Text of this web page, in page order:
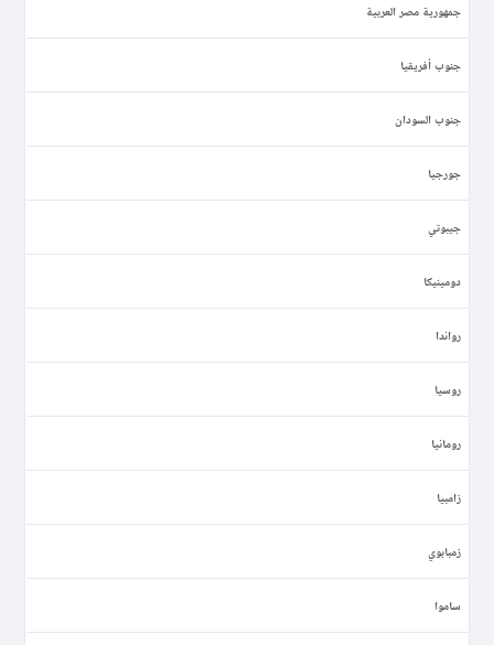
جمهورية مصر العربية
جنوب أفريقيا
جنوب السودان
جورجيا
جيبوتي
دومينيكا
رواندا
روسيا
رومانيا
زامبيا
زمبابوي
ساموا